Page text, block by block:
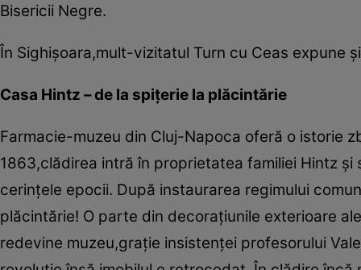
Bisericii Negre.
În Sighişoara,mult-vizitatul Turn cu Ceas expune
Casa Hintz – de la spiţerie la plăcintărie
Farmacie-muzeu din Cluj-Napoca oferă o istorie
1863,clădirea intră în proprietatea familiei Hintz
cerinţele epocii. După instaurarea regimului
plăcintărie! O parte din decoraţiunile exterioare
redevine muzeu,graţie insistenţei profesorului